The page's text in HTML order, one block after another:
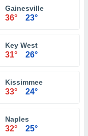
Gainesville
36° 23°
Key West
31° 26°
Kissimmee
33° 24°
Naples
32° 25°